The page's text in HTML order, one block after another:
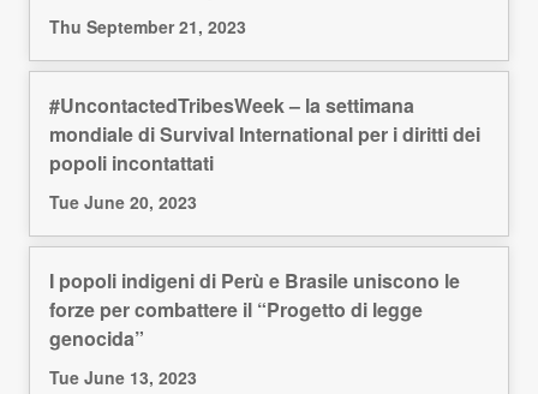
Thu September 21, 2023
#UncontactedTribesWeek – la settimana
mondiale di Survival International per i diritti dei
popoli incontattati
Tue June 20, 2023
I popoli indigeni di Perù e Brasile uniscono le
forze per combattere il “Progetto di legge
genocida”
Tue June 13, 2023